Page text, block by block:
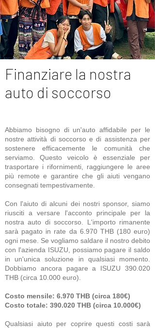
Finanziare la nostra
auto di soccorso
Abbiamo bisogno di un'auto affidabile per le
nostre attività di soccorso e di assistenza per
sostenere efficacemente le comunità che
serviamo. Questo veicolo è essenziale per
trasportare i rifornimenti, raggiungere le aree
più remote e garantire che gli aiuti vengano
consegnati tempestivamente.
Con l'aiuto di alcuni dei nostri sponsor, siamo
riusciti a versare l'acconto principale per la
nostra auto di soccorso. L'importo rimanente
sarà pagato in rate da 6.970 THB (180 euro)
ogni mese. Se vogliamo saldare il nostro debito
con l'azienda ISUZU, possiamo pagare il saldo
in un'unica soluzione in qualsiasi momento.
Dobbiamo ancora pagare a ISUZU 390.020
THB (circa 10.000 euro).
Costo mensile: 6.970 THB (circa 180€)
Costo totale: 390.020 THB (circa 10.000€)
Qualsiasi aiuto per coprire questi costi sarà